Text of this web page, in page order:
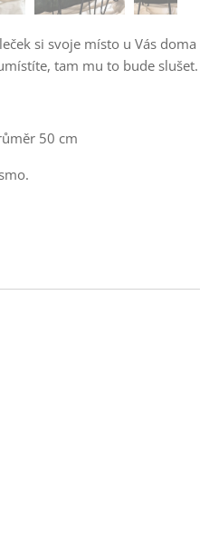
si svoje místo u Vás doma
tam mu to bude slušet.
50 cm